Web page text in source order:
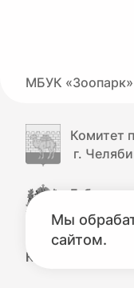
МБУК «Зоопарк»
Комитет
г.
КУЛЬТУРА.РФ
Мы
сайтом.